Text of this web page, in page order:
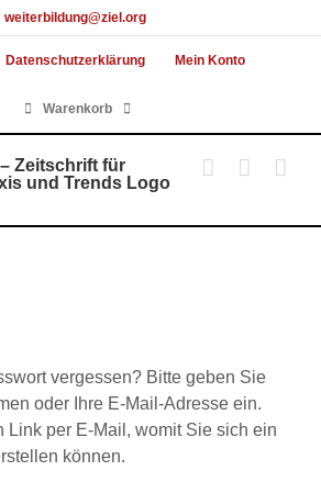
weiterbildung@ziel.org
Datenschutzerklärung Mein Konto
Warenkorb
vergessen? Bitte geben Sie
oder Ihre E-Mail-Adresse ein.
Link per E-Mail, womit Sie sich ein
können.